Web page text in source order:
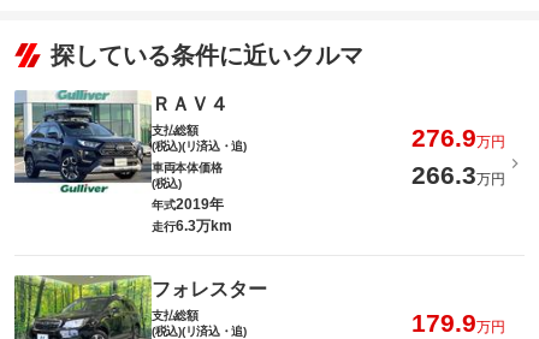
探している条件に近いクルマ
ＲＡＶ４
支払総額
(税込)(リ済込・追)
276.9万円
車両本体価格
(税込)
266.3万円
年式2019年
走行6.3万km
フォレスター
支払総額
(税込)(リ済込・追)
179.9万円